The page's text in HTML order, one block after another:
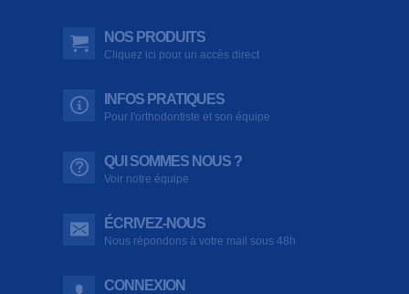
NOS PRODUITS
Cliquez ici pour un accès direct
INFOS PRATIQUES
Pour l'orthodontiste et son équipe
QUI SOMMES NOUS ?
Voir notre équipe
ÉCRIVEZ-NOUS
Nous répondons à votre mail sous 48h
CONNEXION